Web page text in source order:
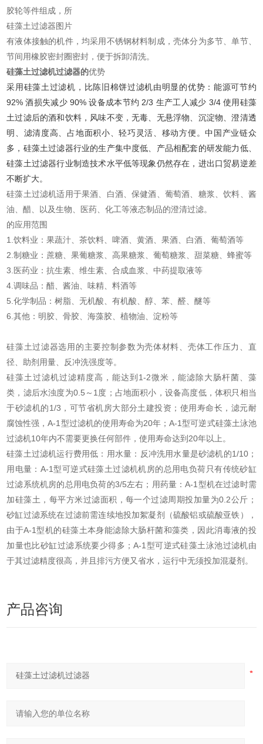
胶轮等件组成，所
硅藻土过滤器图片
有液体接触的机件，均采用不锈钢材料制成，壳体分为多节、单节、
节间用橡胶密封圈密封，便于拆卸清洗。
硅藻土过滤机过滤器的优势
采用硅藻土过滤机，比陈旧棉饼过滤机由明显的优势：能源可节约
92% 酒损失减少 90% 设备成本节约 2/3 生产工人减少 3/4 使用硅藻
土过滤后的酒和饮料，风味不变，无毒、无悬浮物、沉淀物、澄清透
明、滤清度高、占地面积小、轻巧灵活、移动方便。中国产业链众
多，硅藻土过滤器行业的生产集中度低、产品相配套的研发能力低、
硅藻土过滤器行业制造技术水平低等现象仍然存在，进出口贸易逆差
不断扩大。
硅藻土过滤机适用于果酒、白酒、保健酒、葡萄酒、糖浆、饮料、酱
油、醋、以及生物、医药、化工等液态制品的澄清过滤。
的应用范围
1.饮料业：果蔬汁、茶饮料、啤酒、黄酒、果酒、白酒、葡萄酒等
2.制糖业：蔗糖、果葡糖浆、高果糖浆、葡萄糖浆、甜菜糖、蜂蜜等
3.医药业：抗生素、维生素、合成血浆、中药提取液等
4.调味品：醋、酱油、味精、料酒等
5.化学制品：树脂、无机酸、有机酸、醇、苯、醛、醚等
6.其他：明胶、骨胶、海藻胶、植物油、淀粉等
硅藻土过滤器选用的主要控制参数为壳体材料、壳体工作压力、直
径、助剂用量、反冲洗强度等。
硅藻土过滤机过滤精度高，能达到1-2微米，能滤除大肠杆菌、藻
类，滤后水浊度为0.5～1度；占地面积小，设备高度低，体积只相当
于砂滤机的1/3，可节省机房大部分土建投资；使用寿命长，滤元耐
腐蚀性强，A-1型过滤机的使用寿命为20年；A-1型可逆式硅藻土泳池
过滤机10年内不需要更换任何部件，使用寿命达到20年以上。
硅藻土过滤机运行费用低：用水量：反冲洗用水量是砂滤机的1/10；
用电量：A-1型可逆式硅藻土过滤机机房的总用电负荷只有传统砂缸
过滤系统机房的总用电负荷的3/5左右；用药量：A-1型机在过滤时需
加硅藻土，每平方米过滤面积，每一个过滤周期投加量为0.2公斤；
砂缸过滤系统在过滤前需连续地投加絮凝剂（硫酸铝或硫酸亚铁），
由于A-1型机的硅藻土本身能滤除大肠杆菌和藻类，因此消毒液的投
加量也比砂缸过滤系统要少得多；A-1型可逆式硅藻土泳池过滤机由
于其过滤精度很高，并且排污方便又省水，运行中无须投加混凝剂。
产品咨询